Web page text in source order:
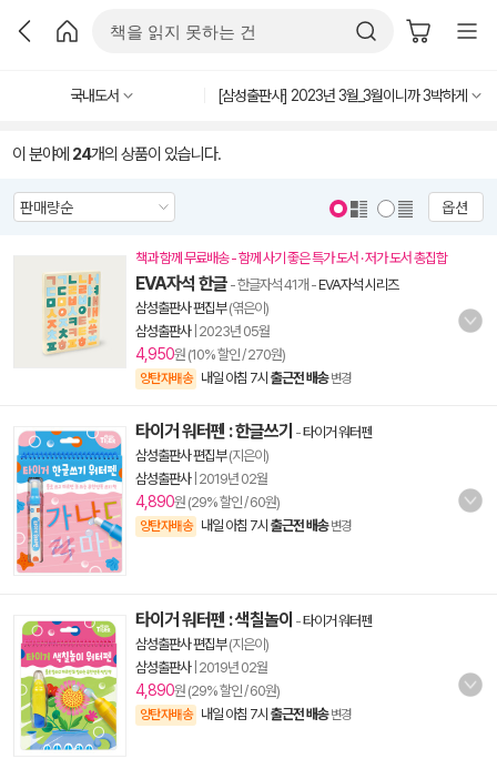
국내도서 [삼성출판사] 2023년 3월_3월이니까 3박하게
이 분야에 24개의 상품이 있습니다.
옵션
책과 함께 무료배송 - 함께 사기 좋은 특가 도서 · 저가 도서 총집합
EVA자석 한글 - 한글자석 41개 -EVA자석 시리즈
삼성출판사 편집부(엮은이)
삼성출판사| 2023년 05월
4,950원 (10% 할인 / 270원)
양탄자배송 내일 아침 7시 출근전 배송 변경
타이거 워터펜 : 한글쓰기 -타이거 워터펜
삼성출판사 편집부(지은이)
삼성출판사| 2019년 02월
4,890원 (29% 할인 / 60원)
양탄자배송 내일 아침 7시 출근전 배송 변경
타이거 워터펜 : 색칠놀이 -타이거 워터펜
삼성출판사 편집부(지은이)
삼성출판사| 2019년 02월
4,890원 (29% 할인 / 60원)
양탄자배송 내일 아침 7시 출근전 배송 변경